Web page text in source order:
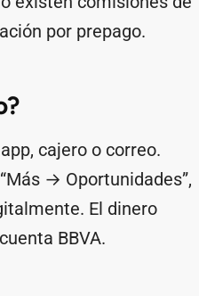
por prepago.
cajero o correo.
→ Oportunidades”,
El dinero
BBVA.